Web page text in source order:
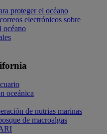
proteger el océano
electrónicos sobre
océano
oceánica
de nutrias marinas
de macroalgas